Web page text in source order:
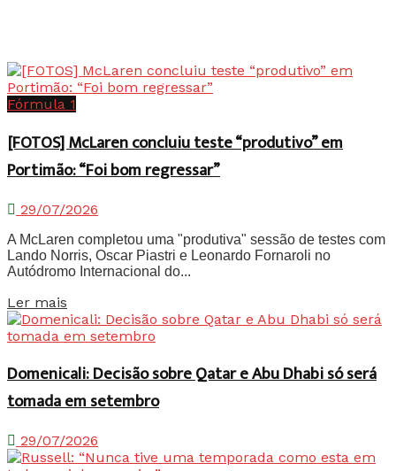
Fórmula 1
[FOTOS] McLaren concluiu teste “produtivo” em
Portimão: “Foi bom regressar”
29/07/2026
A McLaren completou uma "produtiva" sessão de testes com
Lando Norris, Oscar Piastri e Leonardo Fornaroli no
Autódromo Internacional do...
Ler mais
Domenicali: Decisão sobre Qatar e Abu Dhabi só será
tomada em setembro
29/07/2026